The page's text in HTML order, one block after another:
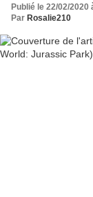
Publié le 22/02/2020
Par Rosalie210